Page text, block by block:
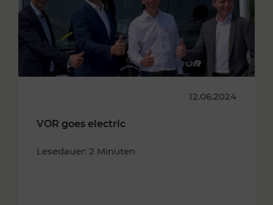
12.06.2024
VOR goes electric
Lesedauer: 2 Minuten